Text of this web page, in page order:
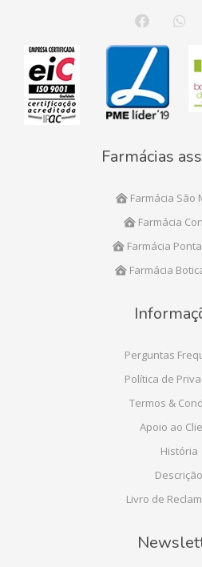
Farmácias
Farmácia São
Farmácia
Farmácia
Farmácia
Perguntas
Política de
Termos &
Apoio ao
História
Descrição
Livro de